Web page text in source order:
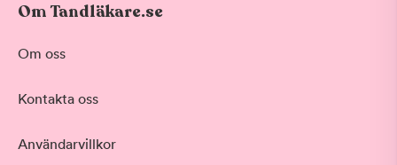
Om Tandläkare.se
Om oss
Kontakta oss
Användarvillkor